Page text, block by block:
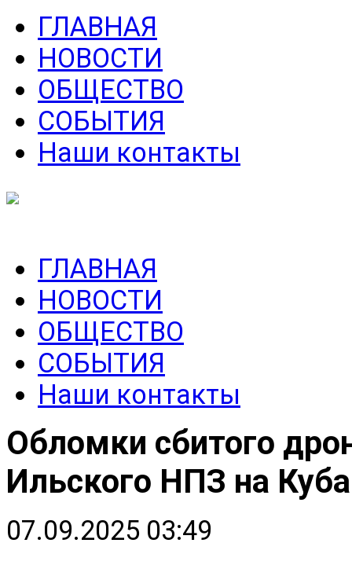
ГЛАВНАЯ
НОВОСТИ
ОБЩЕСТВО
СОБЫТИЯ
Наши контакты
ГЛАВНАЯ
НОВОСТИ
ОБЩЕСТВО
СОБЫТИЯ
Наши контакты
Обломки сбитого
Ильского НПЗ на
07.09.2025 03:49